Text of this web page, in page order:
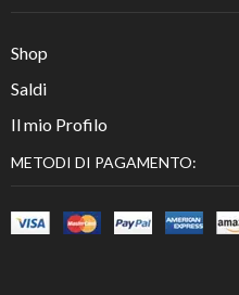
Shop
Saldi
Il mio Profilo
METODI DI PAGAMENTO: